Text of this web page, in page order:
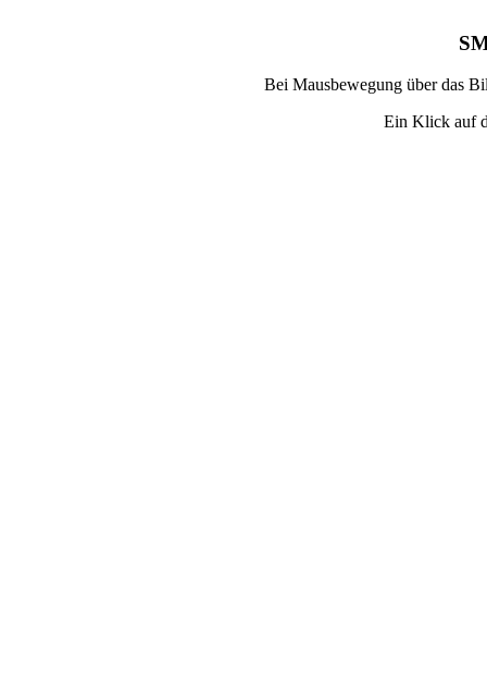
Bei Mausbewegung über das
Ein Klick auf